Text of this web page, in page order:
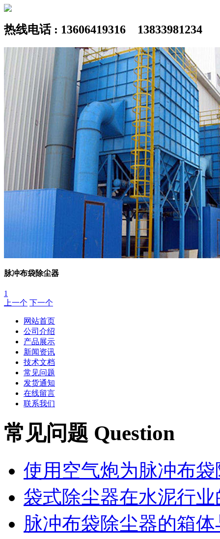
热线电话 : 13606419316 13833981234
脉冲布袋除尘器
1
上一个 下一个
网站首页
公司介绍
产品展示
新闻资讯
技术文档
常见问题
发货通知
在线留言
联系我们
常见问题 Question
使用空气炮为脉冲布
袋式除尘器在水泥行
脉冲布袋除尘器的箱